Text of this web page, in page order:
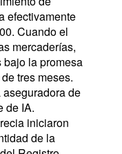
efectivamente
Cuando el
mercaderías,
la promesa
tres meses.
de
de IA.
iniciaron
de la